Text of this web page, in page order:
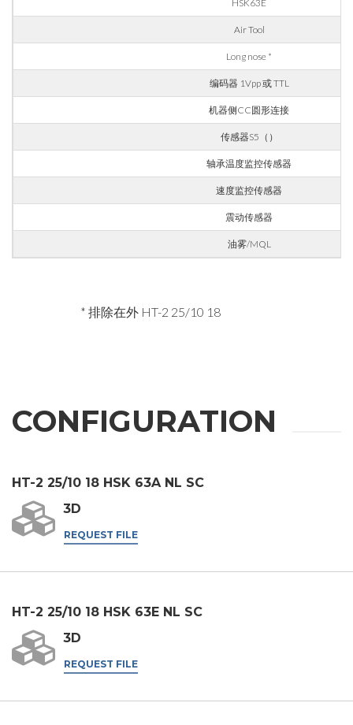
省份
邮编
外壳加工
雕刻
金属加工
火车
航空 & 汽车
汽车
家具
信息
我同意
GDPR* 授权
的。.
HSK63E
Air Tool
Long nose *
编码器 1Vpp 或 TTL
机器侧CC圆形连接
传感器S5（）
轴承温度监控传感器
速度监控传感器
震动传感器
油雾/MQL
* 排除在外 HT-2 25/10 18
CONFIGURATION
HT-2 25/10 18 HSK 63A NL SC
3D
REQUEST FILE
HT-2 25/10 18 HSK 63E NL SC
3D
REQUEST FILE